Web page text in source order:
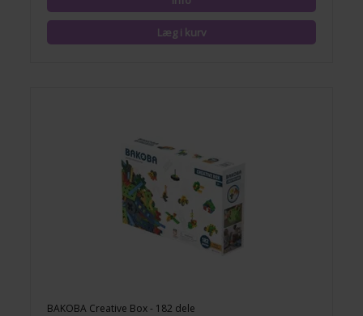
BAKOBA Creative Box - 182 dele